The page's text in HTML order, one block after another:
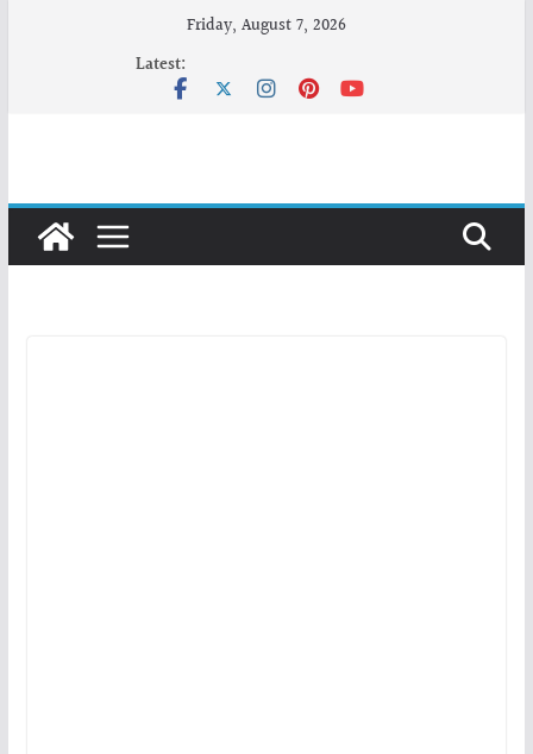
Friday, August 7, 2026
Latest: